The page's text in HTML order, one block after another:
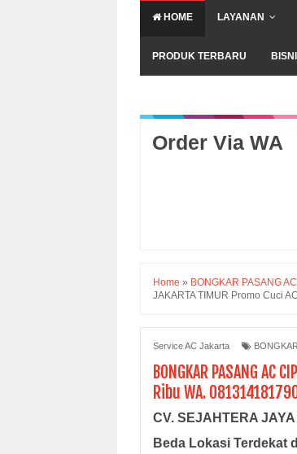
HOME LAYANAN
PRODUK TERBARU
Order Via WA
Home » BONGKAR PASANG
JAKARTA TIMUR Promo Cuci
Service AC Jakarta
BONGKAR PASANG AC
Ribu WA.
CV. SEJAHTERA
Beda Lokasi Terdekat